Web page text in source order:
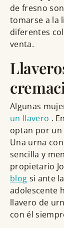
de fresno
tomarse a la
diferentes
venta.
Algunas
un llavero .
optan por un
Una urna
sencilla y
propietario
blog si ante
adolescente
llavero de
con él